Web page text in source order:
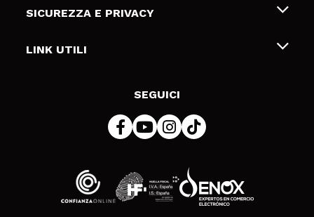
Gift Cards
Spedizioni & Resi
Metodi di pagamamento
SICUREZZA E PRIVACY
Termini e condizioni
LINK UTILI
SEGUICI